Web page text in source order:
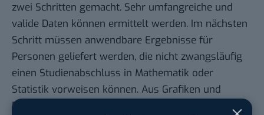
zwei Schritten gemacht. Sehr umfangreiche und
valide Daten können ermittelt werden. Im nächsten
Schritt müssen anwendbare Ergebnisse für
Personen geliefert werden, die nicht zwangsläufig
einen Studienabschluss in Mathematik oder
Statistik vorweisen können. Aus Grafiken und
Diagrammen muss sich also zukünftig eine